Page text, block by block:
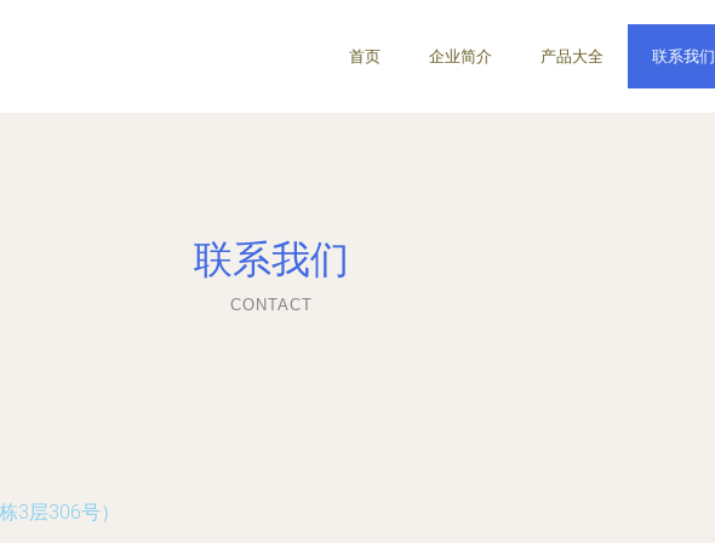
首页 企业简介 产品大全 联系我们
联系我们
CONTACT
3层306号）